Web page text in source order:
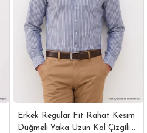
Erkek Regular Fit Rahat Kesim
Düğmeli Yaka Uzun Kol Çizgili